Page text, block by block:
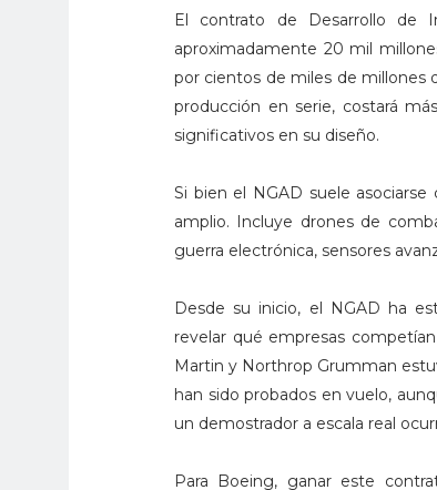
El contrato de Desarrollo de
aproximadamente 20 mil
por cientos de miles de millones
producción en serie, costará
significativos en su diseño.
Si bien el NGAD suele
amplio. Incluye drones de
guerra electrónica, sensores
Desde su inicio, el NGAD ha
revelar qué empresas
Martin y Northrop Grumman
han sido probados en vuelo,
un demostrador a escala real
Para Boeing, ganar este